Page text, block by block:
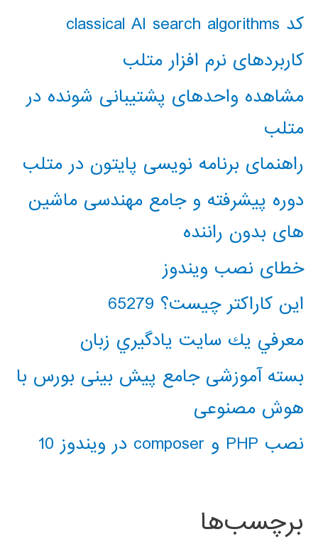
کد classical AI search algorithms
کاربردهای نرم افزار متلب
مشاهده واحدهای پشتیبانی شونده در
متلب
راهنمای برنامه نویسی پایتون در متلب
دوره پیشرفته و جامع مهندسی ماشین
های بدون راننده
خطای نصب ویندوز
این کاراکتر چیست؟ 65279
معرفي يك سايت يادگيري زبان
بسته آموزشی جامع پیش بینی بورس با
هوش مصنوعی
نصب PHP و composer در ویندوز 10
برچسب‌ها